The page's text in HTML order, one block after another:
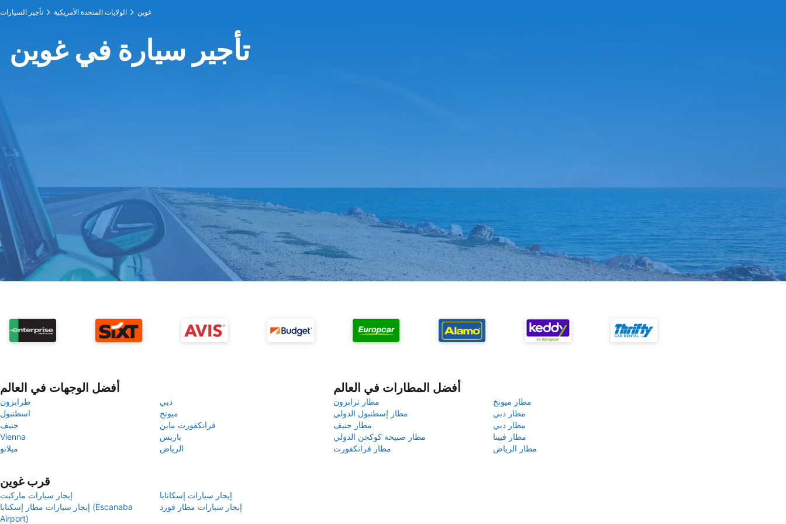
تأجير السيارات الولايات المتحدة الأمريكية غوين
تأجير سيارة في غوين
أفضل الوجهات في العالم
طرابزون
دبي
اسطنبول
ميونخ
جنيف
فرانكفورت ماين
Vienna
باريس
ميلانو
الرياض
أفضل المطارات في العالم
مطار ترابزون
مطار ميونخ
مطار إسطنبول الدولي
مطار دبي
مطار جنيف
مطار دبي
مطار صبيحة كوكجن الدولي
مطار فيينا
مطار فرانكفورت
مطار الرياض
قرب غوين
إيجار سيارات ماركيت
إيجار سيارات إسكانابا
إيجار سيارات مطار إسكنابا (Escanaba
Airport)
إيجار سيارات مطار فورد